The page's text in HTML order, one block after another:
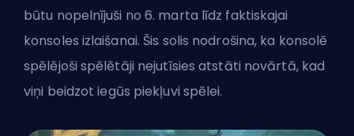
būtu nopelnījuši no 6. marta līdz faktiskajai
konsoles izlaišanai. Šis solis nodrošina, ka konsolē
spēlējoši spēlētāji nejutīsies atstāti novārtā, kad
viņi beidzot iegūs piekļuvi spēlei.